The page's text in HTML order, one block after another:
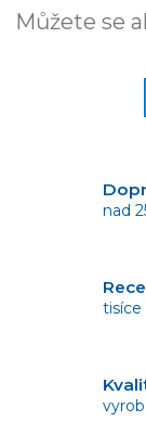
Můžete se
nad
tisíce